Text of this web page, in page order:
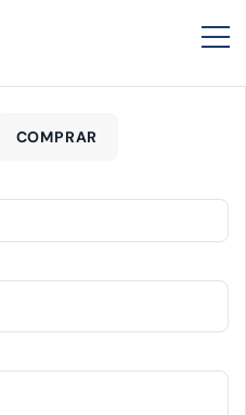
COMPRAR